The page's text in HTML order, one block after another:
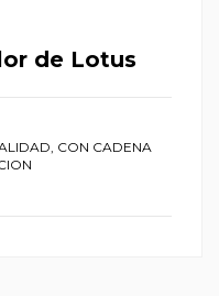
de Lotus
CON CADENA